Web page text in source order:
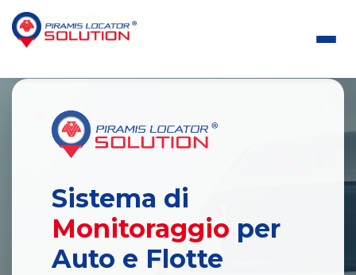
Sistema di
Monitoraggio per
Auto e Flotte